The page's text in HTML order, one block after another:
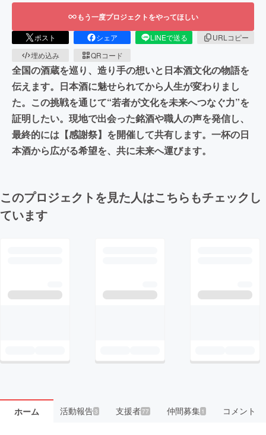
もう一度プロジェクトをやってほしい
ポスト シェア LINEで送る
URLコピー
埋め込み
QRコード
全国の酒蔵を巡り、造り手の想いと日本酒文化の物語を
伝えます。日本酒に魅せられてから人生が変わりまし
た。この挑戦を通じて“若者が文化を未来へつなぐ力”を
証明したい。現地で出会った銘酒や職人の声を発信し、
最終的には【感謝祭】を開催して共有します。一杯の日
本酒から広がる希望を、共に未来へ運びます。
このプロジェクトを見た人はこちらもチェックし
ています
ホーム 活動報告3 支援者77 仲間募集 1 コメント